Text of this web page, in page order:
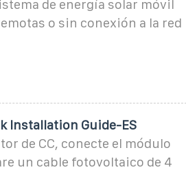
de energía solar móvil
o sin conexión a la red
Installation Guide-ES
de CC, conecte el módulo
un cable fotovoltaico de 4